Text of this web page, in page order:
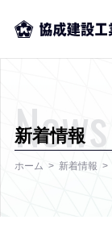
News
新着情報
ホーム 新着情報